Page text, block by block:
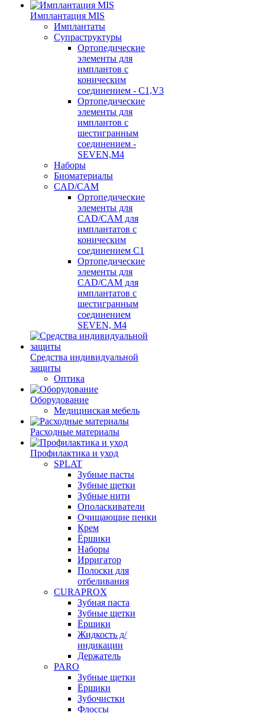
Имплантация MIS
Имплантаты
Супраструктуры
Ортопедические
элементы для
имплантов с
коническим
соединением - C1,V3
Ортопедические
элементы для
имплантов с
шестигранным
соединением -
SEVEN,M4
Наборы
Биоматериалы
CAD/CAM
Ортопедические
элементы для
CAD/CAM для
имплантатов с
коническим
соединением С1
Ортопедические
элементы для
CAD/CAM для
имплантатов с
шестигранным
соединением
SEVEN, М4
Средства индивидуальной
защиты
Оптика
Оборудование
Медицинская мебель
Расходные материалы
Профилактика и уход
SPLAT
Зубные пасты
Зубные щетки
Зубные нити
Ополаскиватели
Очищающие пенки
Крем
Ёршики
Наборы
Ирригатор
Полоски для
отбеливания
CURAPROX
Зубная паста
Зубные щетки
Ёршики
Жидкость д/
индикации
Держатель
PARO
Зубные щетки
Ёршики
Зубочистки
Флоссы